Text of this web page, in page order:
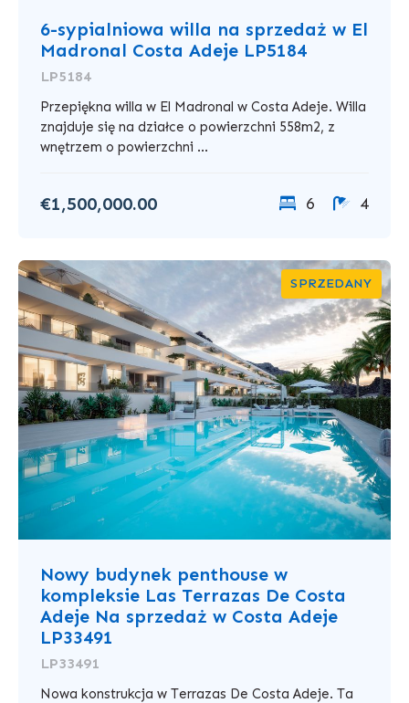
6-sypialniowa willa na sprzedaż w El
Madronal Costa Adeje LP5184
LP5184
Przepiękna willa w El Madronal w Costa Adeje. Willa
znajduje się na działce o powierzchni 558m2, z
wnętrzem o powierzchni ...
€1,500,000.00 6 4
SPRZEDANY
Nowy budynek penthouse w
kompleksie Las Terrazas De Costa
Adeje Na sprzedaż w Costa Adeje
LP33491
LP33491
Nowa konstrukcja w Terrazas De Costa Adeje. Ta